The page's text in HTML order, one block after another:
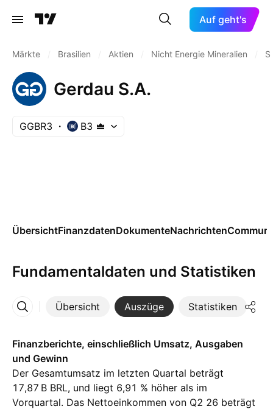
Auf geht's
Märkte Brasilien Aktien Nicht Energie Mineralien
Gerdau S.A.
GGBR3 B3
ÜbersichtFinanzdatenDokumenteNachrichten
Fundamentaldaten und Statistiken
Übersicht Auszüge Statistiken
Mehr
Finanzberichte, einschließlich Umsatz, Ausgaben
und Gewinn
Der Gesamtumsatz im letzten Quartal beträgt
‪17,87 B‬ BRL, und liegt 6,91 % höher als im
Vorquartal. Das Nettoeinkommen von Q2 26 beträgt